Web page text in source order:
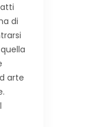
di
arte